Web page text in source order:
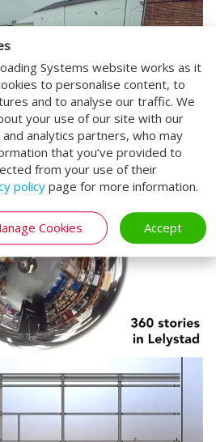
Systems website works as it
to personalise content, to
and to analyse our traffic. We
your use of our site with our
analytics partners, who may
that you’ve provided to
from your use of their
policy page for more information.
Cookies Accept